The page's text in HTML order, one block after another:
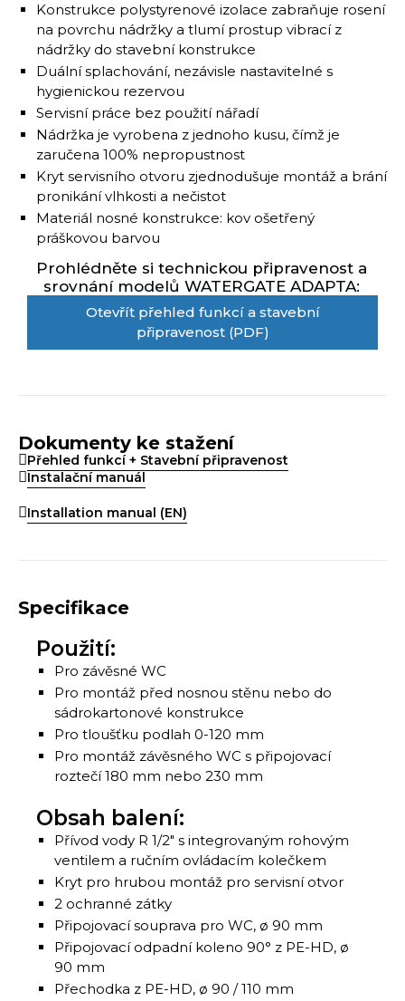
Konstrukce polystyrenové izolace zabraňuje rosení
na povrchu nádržky a tlumí prostup vibrací z
nádržky do stavební konstrukce
Duální splachování, nezávisle nastavitelné s
hygienickou rezervou
Servisní práce bez použití nářadí
Nádržka je vyrobena z jednoho kusu, čímž je
zaručena 100% nepropustnost
Kryt servisního otvoru zjednodušuje montáž a brání
pronikání vlhkosti a nečistot
Materiál nosné konstrukce: kov ošetřený
práškovou barvou
Prohlédněte si technickou připravenost a
srovnání modelů WATERGATE ADAPTA:
Otevřít přehled funkcí a stavební
připravenost (PDF)
Dokumenty ke stažení
Přehled funkcí + Stavební připravenost
Instalační manuál
Installation manual (EN)
Specifikace
Použití:
Pro závěsné WC
Pro montáž před nosnou stěnu nebo do
sádrokartonové konstrukce
Pro tloušťku podlah 0-120 mm
Pro montáž závěsného WC s připojovací
roztečí 180 mm nebo 230 mm
Obsah balení:
Přívod vody R 1/2″ s integrovaným rohovým
ventilem a ručním ovládacím kolečkem
Kryt pro hrubou montáž pro servisní otvor
2 ochranné zátky
Připojovací souprava pro WC, ø 90 mm
Připojovací odpadní koleno 90° z PE-HD, ø
90 mm
Přechodka z PE-HD, ø 90 / 110 mm